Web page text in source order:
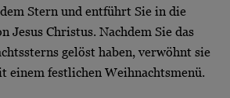
Stern und entführt Sie in die
Jesus Christus. Nachdem Sie das
gelöst haben, verwöhnt sie
einem festlichen Weihnachtsmenü.